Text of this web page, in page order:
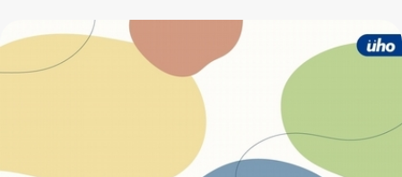
通用的癌症檢測方式如腹部超音波、胃鏡或大腸潛血試驗等，都只
是針對身體特定部位來進行局部檢查，無法全盤了解其他部位的狀
況。但PET CT能直接以一個檢查步驟，完成多個器官的篩檢。目
前，除了肝癌與胃癌之外，對大多數國人常見的癌症檢測與分期，
都有不錯的準確度，如果運用得宜，能為民眾省下作各種檢查的奔
波之苦。癌症治療後的追蹤也是重要的一環，根據追蹤結果，可以
長林義守、立委高金素梅及前民進黨主席施明德等人都曾在人生的
顛峰時期罹患了肝癌，而近來ICRT的知名DJ大衛王也是因肝癌而英
年早逝！不過，值得注意的是：肝癌固然令人聞之色變，但是它並
不像其他癌症一樣產生的莫名其妙，絕大多數的肝癌發生於所謂的
「高危險群」！例如在台灣百分之九十的肝癌都源自於B型肝炎或C
型肝炎病毒的慢性感染者。另外值得一提的是：「小於3公分」的肝
癌大多數是可以有效治療的。如果每個人都能儘早了解自己是否具